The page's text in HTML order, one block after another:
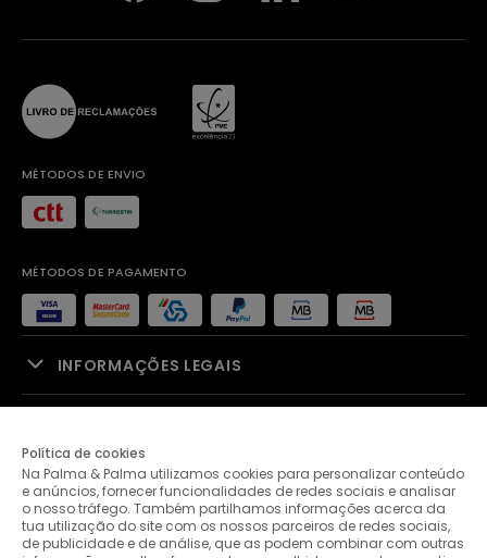
MÉTODOS DE ENVIO
MÉTODOS DE PAGAMENTO
INFORMAÇÕES LEGAIS
PALMA & PALMA
APOIO AO CLIENTE
Política de cookies
Na Palma & Palma utilizamos cookies para personalizar conteúdo
e anúncios, fornecer funcionalidades de redes sociais e analisar
o nosso tráfego. Também partilhamos informações acerca da
tua utilização do site com os nossos parceiros de redes sociais,
de publicidade e de análise, que as podem combinar com outras